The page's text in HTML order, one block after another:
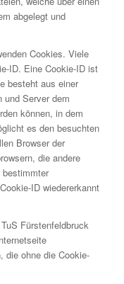
abgelegt und
Cookies. Viele
ID. Eine Cookie-ID ist
besteht aus einer
und Server dem
können, in dem
es den besuchten
Browser der
die andere
ID wiedererkannt
Fürstenfeldbruck
die ohne die Cookie-